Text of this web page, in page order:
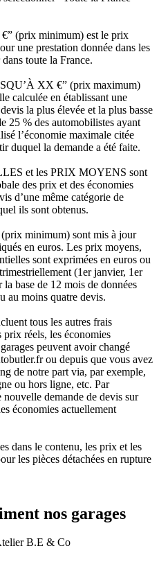
(prix minimum) est le prix
une prestation donnée dans les
toute la France.
XX €” (prix maximum)
calculée en établissant une
la plus élevée et la plus basse
25 % des automobilistes ayant
l’économie maximale citée
duquel la demande a été faite.
et les PRIX MOYENS sont
des prix et des économies
d’une même catégorie de
ils sont obtenus.
minimum) sont mis à jour
en euros. Les prix moyens,
sont exprimées en euros ou
(1er janvier, 1er
base de 12 mois de données
au moins quatre devis.
tous les autres frais
réels, les économies
peuvent avoir changé
ou depuis que vous avez
de notre part via, par exemple,
ou hors ligne, etc. Par
demande de devis sur
économies actuellement
dans le contenu, les prix et les
les pièces détachées en rupture
nos garages
B.E & Co